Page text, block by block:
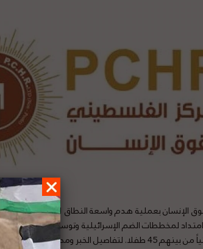
الإنسان بعملية هدم واسعة النطاق للممتلكات